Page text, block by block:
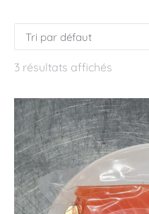
3 résultats affichés